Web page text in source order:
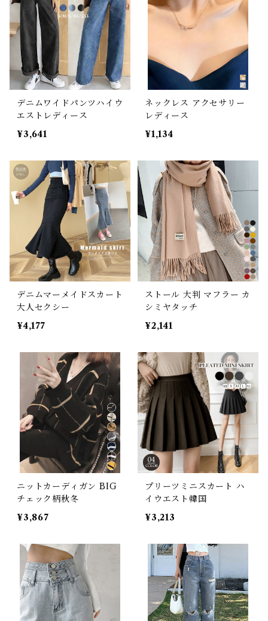
デニムワイドパンツハイウ
エストレディース
¥3,641
ネックレス アクセサリー
レディース
¥1,134
デニムマーメイドスカート
大人セクシー
¥4,177
ストール 大判 マフラー カ
シミヤタッチ
¥2,141
ニットカーディガン BIG
チェック柄秋冬
¥3,867
プリーツミニスカート ハ
イウエスト韓国
¥3,213